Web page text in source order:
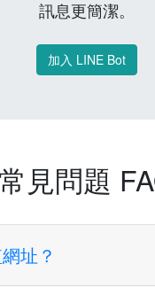
訊息更簡潔。
加入 LINE Bot
常見問題
址？